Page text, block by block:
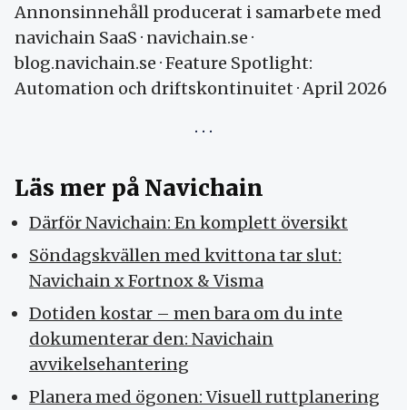
Annonsinnehåll producerat i samarbete med
navichain SaaS · navichain.se ·
blog.navichain.se · Feature Spotlight:
Automation och driftskontinuitet · April 2026
Läs mer på Navichain
Därför Navichain: En komplett översikt
Söndagskvällen med kvittona tar slut:
Navichain x Fortnox & Visma
Dotiden kostar – men bara om du inte
dokumenterar den: Navichain
avvikelsehantering
Planera med ögonen: Visuell ruttplanering